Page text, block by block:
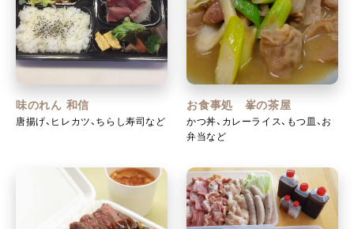
味のれん 和信
唐揚げ、ヒレカツ、ちらし寿司など
お食事処 峯の茶屋
かつ丼、カレーライス、もつ皿、お
弁当など